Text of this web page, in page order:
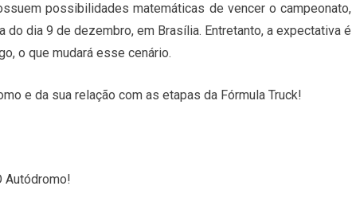
possibilidades matemáticas de vencer o campeonato,
do dia 9 de dezembro, em Brasília. Entretanto, a expectativa é
o que mudará esse cenário.
e da sua relação com as etapas da Fórmula Truck!
Autódromo!